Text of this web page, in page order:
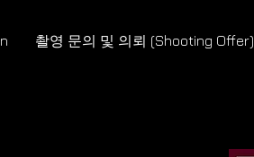
촬영 문의 및 의뢰 (Shooting Offer)